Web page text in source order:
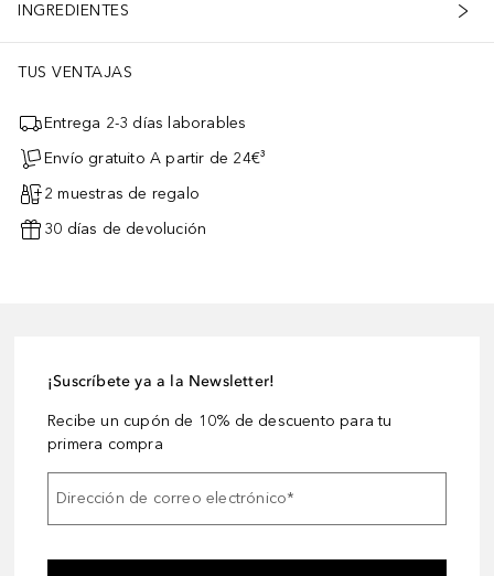
INGREDIENTES
TUS VENTAJAS
Entrega 2-3 días laborables
Envío gratuito A partir de 24€³
2 muestras de regalo
30 días de devolución
¡Suscríbete ya a la Newsletter!
Recibe un cupón de 10% de descuento para tu
primera compra
Dirección de correo electrónico*